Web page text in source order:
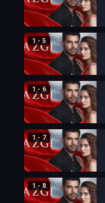
1 - 5
1 - 6
1 - 7
1 - 8